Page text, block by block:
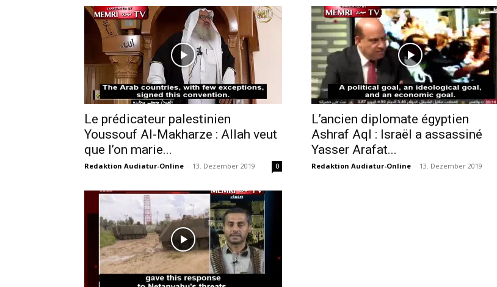
Le prédicateur palestinien
Youssouf Al-Makharze : Allah veut
que l’on marie...
Redaktion Audiatur-Online - 13. Dezember 2019 0
L’ancien diplomate égyptien
Ashraf Aql : Israël a assassiné
Yasser Arafat...
Redaktion Audiatur-Online - 13. Dezember 2019